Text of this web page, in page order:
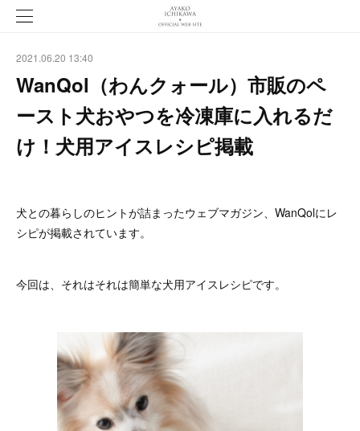
2021.06.20 13:40
WanQol（わんクォール）市販のペ
ースト犬おやつを冷凍庫に入れるだ
け！犬用アイスレシピ掲載
犬との暮らしのヒントが詰まったウェブマガジン、WanQolにレ
シピが掲載されています。
今回は、それはそれは簡単な犬用アイスレシピです。